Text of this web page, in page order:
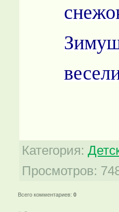
Категория:
Просмотров:
Всего комментариев:0